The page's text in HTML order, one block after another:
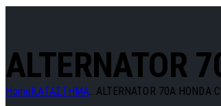
ALTERNATOR
Home ΚΑΤΑΣΤΗΜΑ...ALTERNATOR 70A HONDA